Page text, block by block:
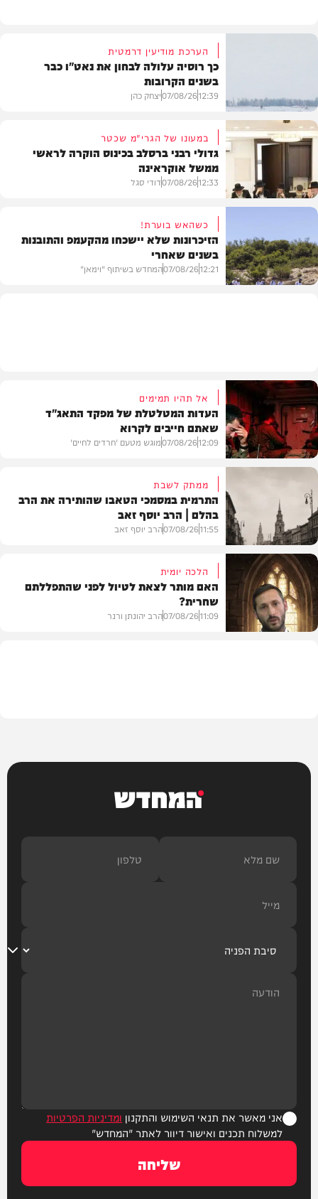
הערכת מודיעין דרמטית
כך רוסיה עלולה לבחון את נאט"ו כבר
בשנים הקרובות
12:39
07/08/26יצחק כהן
חרדים
במעונו של הגרי"מ שכטר
גדולי רבני ברסלב בכינוס הוקרה לראשי
ממשל אוקראינה
12:33
07/08/26דודי סגל
כשהאש בוערת!
הזיכרונות שלא יישכחו מהקעמפ והתובנות
בשנים שאחרי
12:21
07/08/26המחדש בשיתוף "וימאן"
דעות
אל תהיו תמימים
העדות המטלטלת של מפקד התאג"ד
שאתם חייבים לקרוא
12:09
07/08/26מוגש מטעם 'חרדים לחיים'
בית המדרש
ממתק לשבת
התרמית במסמכי הטאבו שהותירה את הרב
בהלם | הרב יוסף זאב
11:55
07/08/26הרב יוסף זאב
הלכה יומית
האם מותר לצאת לטיול לפני שהתפללתם
שחרית?
11:09
07/08/26הרב יהונתן ורנר
המחדש
אני מאשר את תנאי השימוש והתקנון ומדיניות הפרטיות
למשלוח תכנים ואישור דיוור לאתר "המחדש"
שליחה